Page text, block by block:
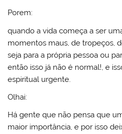
ai
l
o
k
Porem:
quando a vida começa a ser
momentos maus, de tropeços,
seja para a própria pessoa ou
então isso já não é normal!, e
espiritual urgente.
Olhai:
Há gente que não pensa que
maior importância, e por isso